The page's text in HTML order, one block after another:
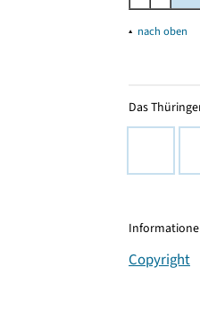
▴ nach oben
Das
Copyright